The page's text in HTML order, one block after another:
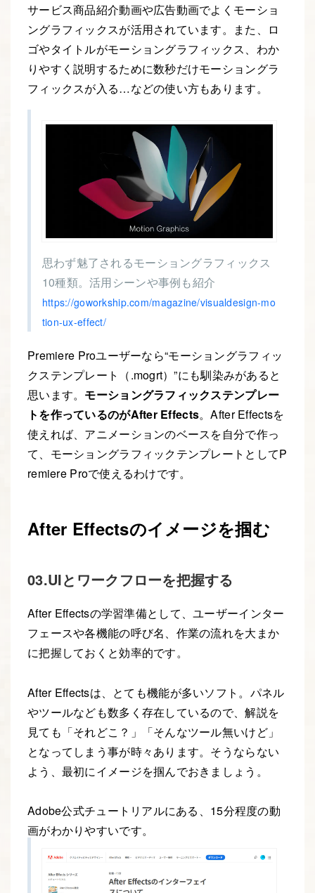
サービス商品紹介動画や広告動画でよくモーショ
ングラフィックスが活用されています。また、ロ
ゴやタイトルがモーショングラフィックス、わか
りやすく説明するために数秒だけモーショングラ
フィックスが入る…などの使い方もあります。
思わず魅了されるモーショングラフィックス
10種類。活用シーンや事例も紹介
https://goworkship.com/magazine/visualdesign-mo
tion-ux-effect/
Premiere Proユーザーなら“モーショングラフィッ
クステンプレート（.mogrt）”にも馴染みがあると
思います。 モーショングラフィックステンプレー
トを作っているのがAfter Effects。After Effectsを
使えれば、アニメーションのベースを自分で作っ
て、モーショングラフィックテンプレートとしてP
remiere Proで使えるわけです。
After Effectsのイメージを掴む
03.UIとワークフローを把握する
After Effectsの学習準備として、ユーザーインター
フェースや各機能の呼び名、作業の流れを大まか
に把握しておくと効率的です。
After Effectsは、とても機能が多いソフト。パネル
やツールなども数多く存在しているので、解説を
見ても「それどこ？」「そんなツール無いけど」
となってしまう事が時々あります。そうならない
よう、最初にイメージを掴んでおきましょう。
Adobe公式チュートリアルにある、15分程度の動
画がわかりやすいです。